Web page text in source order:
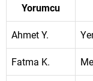
Yorumcu
Ahmet Y.
Fatma K.